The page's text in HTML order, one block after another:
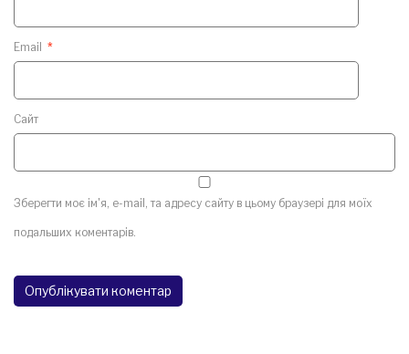
Email *
Сайт
Зберегти моє ім'я, e-mail, та адресу сайту в цьому браузері для моїх
подальших коментарів.